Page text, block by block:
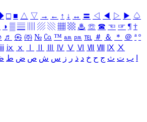
□ ■ △ ▽ → ← ↑ ↓ ↔ 〓 ◁ ◀ ▷ ▶ ♤
◑ ▒ ▤ ▨ ▧ ▦ ▩ ♨ ☏ ☎ ☜ ☞ ¶ †
♬ ㉿ ㈜ № ㏇ ™ ㏂ ㏘ ℡ ＃ ＆ ＊ ＠ ª º
ⅸ ⅹ Ⅳ Ⅴ Ⅵ Ⅶ Ⅷ Ⅸ Ⅹ
ب ت ث ج ح خ د ذ ر ز س ش ص ض ط